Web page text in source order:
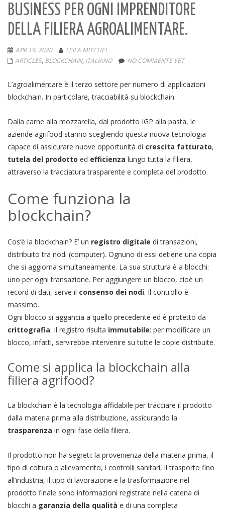
BUSINESS PER OGNI IMPRENDITORE
DELLA FILIERA AGROALIMENTARE.
APR 19, 2020
LEILA MITCHEL
ARTICLES, BLOCKCHAIN, ITALIANO NO COMMENTS YET
L’agroalimentare è il terzo settore per numero di applicazioni
blockchain. In particolare, tracciabilità su blockchain.
Dalla carne alla mozzarella, dal prodotto IGP alla pasta, le
aziende agrifood stanno scegliendo questa nuova tecnologia
capace di assicurare nuove opportunità di crescita fatturato,
tutela del prodotto ed efficienza lungo tutta la filiera,
attraverso la tracciatura trasparente e completa del prodotto.
Come funziona la
blockchain?
Cos’è la blockchain? E’ un registro digitale di transazioni,
distribuito tra nodi (computer). Ognuno di essi detiene una copia
che si aggiorna simultaneamente. La sua struttura è a blocchi:
uno per ogni transazione. Per aggiungere un blocco, cioè un
record di dati, serve il consenso dei nodi. Il controllo è
massimo.
Ogni blocco si aggancia a quello precedente ed è protetto da
crittografia. Il registro risulta immutabile: per modificare un
blocco, infatti, servirebbe intervenire su tutte le copie distribuite.
Come si applica la blockchain alla
filiera agrifood?
La blockchain è la tecnologia affidabile per tracciare il prodotto
dalla materia prima alla distribuzione, assicurando la
trasparenza in ogni fase della filiera.
Il prodotto non ha segreti: la provenienza della materia prima, il
tipo di coltura o allevamento, i controlli sanitari, il trasporto fino
all’industria, il tipo di lavorazione e la trasformazione nel
prodotto finale sono informazioni registrate nella catena di
blocchi a garanzia della qualità e di una completa